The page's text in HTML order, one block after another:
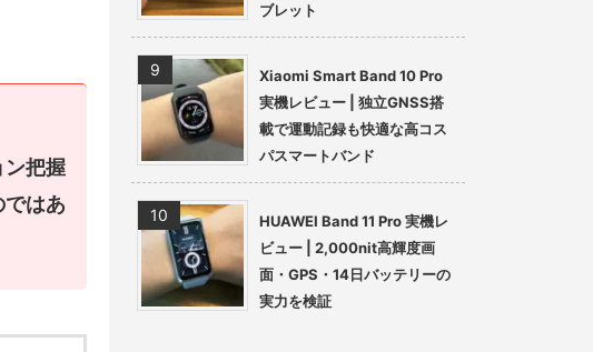
ン把握
ではあ
ブレット
Xiaomi Smart Band 10 Pro
実機レビュー | 独立GNSS搭
載で運動記録も快適な高コス
パスマートバンド
HUAWEI Band 11 Pro 実機レ
ビュー | 2,000nit高輝度画
面・GPS・14日バッテリーの
実力を検証